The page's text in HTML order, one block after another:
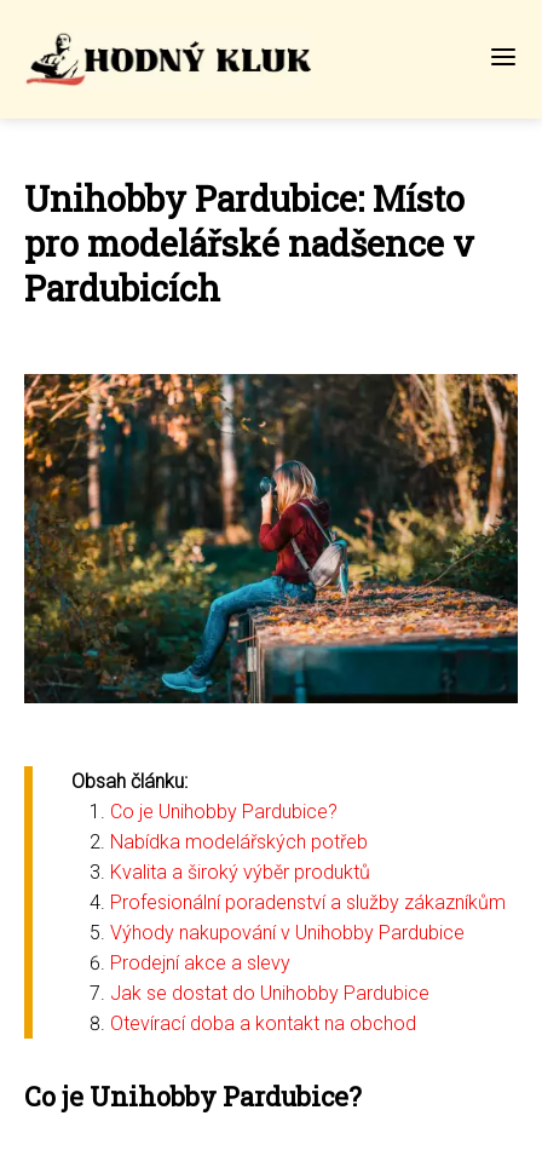
Unihobby Pardubice: Místo
pro modelářské nadšence v
Pardubicích
Obsah článku:
Co je Unihobby Pardubice?
Nabídka modelářských potřeb
Kvalita a široký výběr produktů
Profesionální poradenství a služby zákazníkům
Výhody nakupování v Unihobby Pardubice
Prodejní akce a slevy
Jak se dostat do Unihobby Pardubice
Otevírací doba a kontakt na obchod
Co je Unihobby Pardubice?